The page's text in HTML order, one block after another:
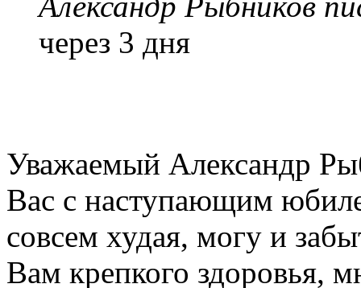
через 3 дня
Уважаемый Александр
Вас с наступающим
совсем худая, могу и
Вам крепкого здоровья,